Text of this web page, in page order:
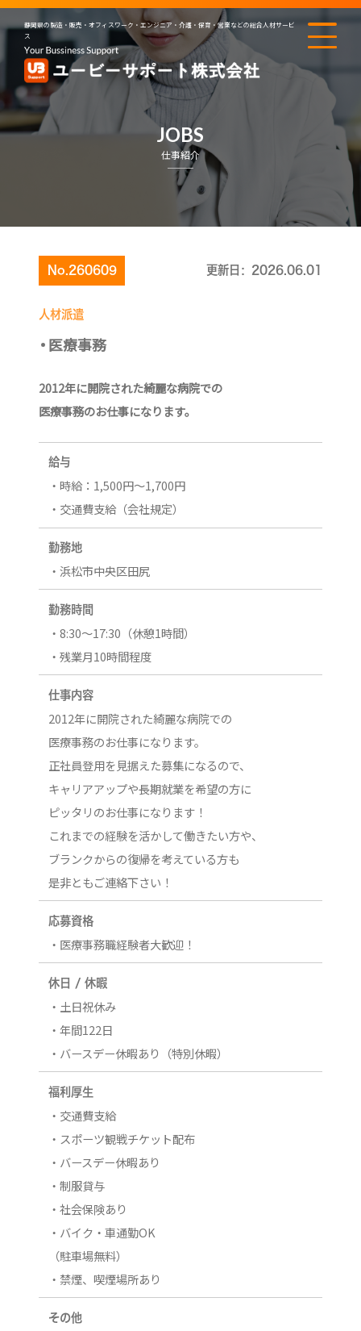
静岡県の製造・販売・オフィスワーク・エンジニア・介護・保育・営業などの総合人材サービ
ス
JOBS
仕事紹介
No.260609 更新日：2026.06.01
人材派遣
医療事務
2012年に開院された綺麗な病院での
医療事務のお仕事になります。
給与
・時給：1,500円～1,700円
・交通費支給（会社規定）
勤務地
・浜松市中央区田尻
勤務時間
・8:30～17:30（休憩1時間）
・残業月10時間程度
仕事内容
2012年に開院された綺麗な病院での
医療事務のお仕事になります。
正社員登用を見据えた募集になるので、
キャリアアップや長期就業を希望の方に
ピッタリのお仕事になります！
これまでの経験を活かして働きたい方や、
ブランクからの復帰を考えている方も
是非ともご連絡下さい！
応募資格
・医療事務職経験者大歓迎！
休日 / 休暇
・土日祝休み
・年間122日
・バースデー休暇あり（特別休暇）
福利厚生
・交通費支給
・スポーツ観戦チケット配布
・バースデー休暇あり
・制服貸与
・社会保険あり
・バイク・車通勤OK
（駐車場無料）
・禁煙、喫煙場所あり
その他